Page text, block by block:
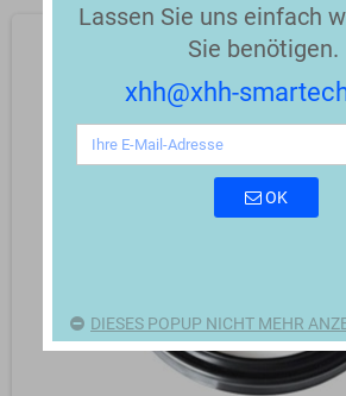
Lassen Sie uns einfach
Sie benötigen.
xhh@xhh-
OK
DIESES POPUP NICHT MEHR